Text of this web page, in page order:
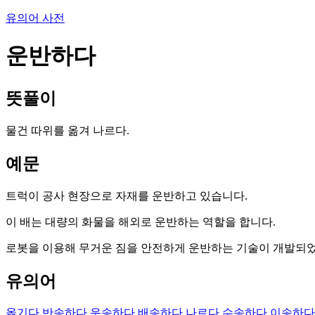
유의어 사전
운반하다
뜻풀이
물건 따위를 옮겨 나르다.
예문
트럭이 공사 현장으로 자재를 운반하고 있습니다.
이 배는 대량의 화물을 해외로 운반하는 역할을 합니다.
로봇을 이용해 무거운 짐을 안전하게 운반하는 기술이 개발되
유의어